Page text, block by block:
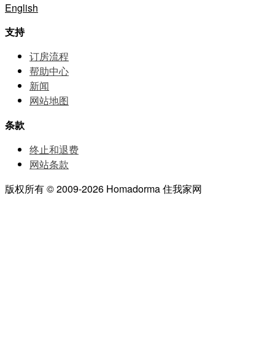
English
支持
订房流程
帮助中⼼
新闻
网站地图
条款
终止和退费
网站条款
版权所有 © 2009-2026 Homadorma 住我家网